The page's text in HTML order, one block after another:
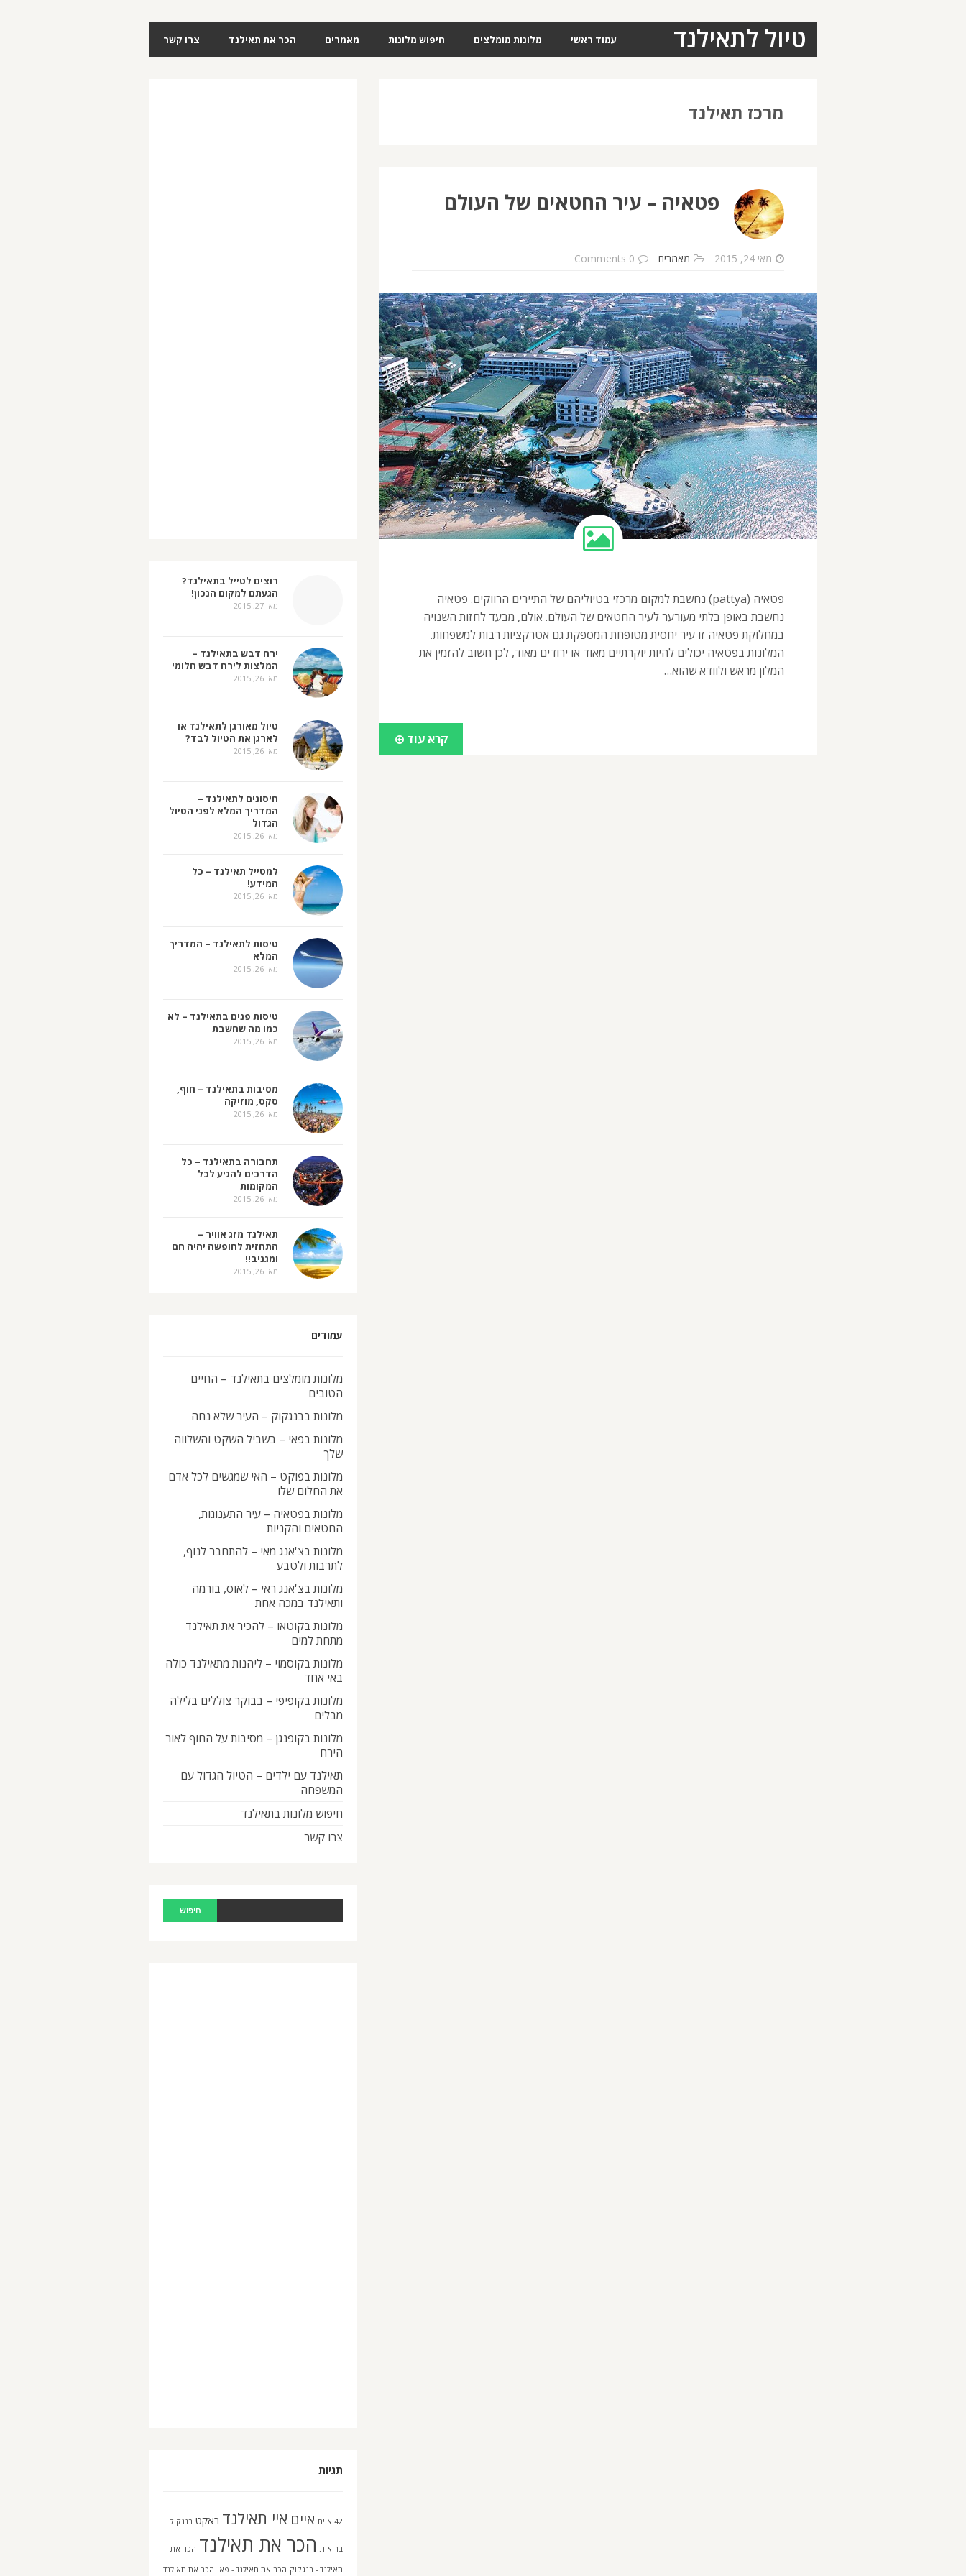
טיול לתאילנד עמוד ראשי מלונות מומלצים חיפוש מלונות מאמרים הכר את תאילנד צרו קשר
מרכז תאילנד
פטאיה – עיר החטאים של העולם
מאי 24, 2015 מאמרים 0 Comments
פטאיה (pattya) נחשבת למקום מרכזי בטיוליהם של התיירים הרווקים. פטאיה
נחשבת באופן בלתי מעורער לעיר החטאים של העולם. אולם, מבעד לחזות השנויה
במחלוקת פטאיה זו עיר יחסית מטופחת המספקת גם אטרקציות רבות למשפחות.
המלונות בפטאיה יכולים להיות יוקרתיים מאוד או ירודים מאוד, לכן חשוב להזמין את
המלון מראש ולוודא שהוא…
קרא עוד
רוצים לטייל בתאילנד?
הגעתם למקום הנכון!
מאי 27, 2015
ירח דבש בתאילנד –
המלצות לירח דבש חלומי
מאי 26, 2015
טיול מאורגן לתאילנד או
לארגן את הטיול לבד?
מאי 26, 2015
חיסונים לתאילנד –
המדריך המלא לפני הטיול
הגדול
מאי 26, 2015
למטייל תאילנד – כל
המידע!
מאי 26, 2015
טיסות לתאילנד – המדריך
המלא
מאי 26, 2015
טיסות פנים בתאילנד – לא
כמו מה שחשבת
מאי 26, 2015
מסיבות בתאילנד – חוף,
סקס, מוזיקה
מאי 26, 2015
תחבורה בתאילנד – כל
הדרכים להגיע לכל
המקומות
מאי 26, 2015
תאילנד מזג אוויר –
התחזית לחופשה יהיה חם
ומגניב!!
מאי 26, 2015
עמודים
מלונות מומלצים בתאילנד – החיים
הטובים
מלונות בבנגקוק – העיר שלא נחה
מלונות בפאי – בשביל השקט והשלווה
שלך
מלונות בפוקט – האי שמגשים לכל אדם
את החלום שלו
מלונות בפטאיה – עיר התענוגות,
החטאים והקניות
מלונות בצ'אנג מאי – להתחבר לנוף,
לתרבות ולטבע
מלונות בצ'אנג ראי – לאוס, בורמה
ותאילנד במכה אחת
מלונות בקוטאו – להכיר את תאילנד
מתחת למים
מלונות בקוסמוי – ליהנות מתאילנד כולה
באי אחד
מלונות בקופיפי – בבוקר צוללים בלילה
מבלים
מלונות בקופנגן – מסיבות על החוף לאור
הירח
תאילנד עם ילדים – הטיול הגדול עם
המשפחה
חיפוש מלונות בתאילנד
צרו קשר
תגיות
42 איים איים איי תאילנד באקט בנגקוק
בריאות הכר את תאילנד הכר את
תאילנד - בנגקוק הכר את תאילנד - פאי הכר את תאילנד